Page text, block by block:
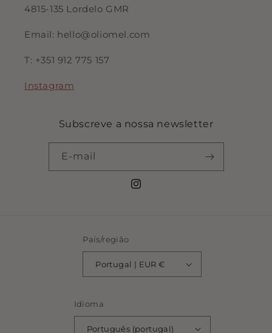
4815-135 Lordelo GMR
Email: hello@oliomel.com
T: +351 912 775 157
Instagram
Subscreve a nossa newsletter
E-mail
Instagram
País/região
Portugal | EUR €
Idioma
Português (portugal)